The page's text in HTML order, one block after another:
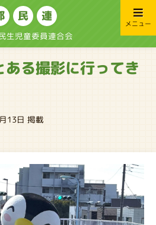
民 連
生児童委員連合会
ある撮影に行ってき
13日 掲載
メニュー